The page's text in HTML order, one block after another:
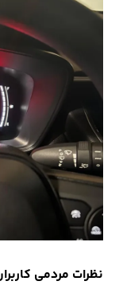
نظرات مردمی